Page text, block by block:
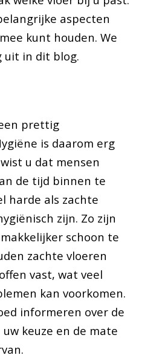
aspecten
kunt houden. We
uit in dit blog.
prettig
is daarom erg
u dat mensen
de tijd binnen te
harde als zachte
zijn. Zo zijn
schoon te
zachte vloeren
vast, wat veel
kan voorkomen.
informeren over de
keuze en de mate